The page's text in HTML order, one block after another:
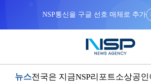
NSP통신을 구글 선호 매체로 추가
뉴스전국은 지금NSP리포트소상공인